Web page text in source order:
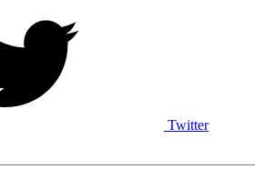
Twitter